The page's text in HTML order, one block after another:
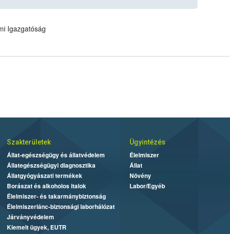
Igazgatóság
Szakterületek
Állat-egészségügy és állatvédelem
Állategészségügyi diagnosztika
Állatgyógyászati termékek
Borászat és alkoholos italok
Élelmiszer- és takarmánybiztonság
Élelmiszerlánc-biztonsági laborhálózat
Járványvédelem
Kiemelt ügyek, EUTR
Ügyintézés
Élelmiszer
Állat
Növény
Labor/Egyéb